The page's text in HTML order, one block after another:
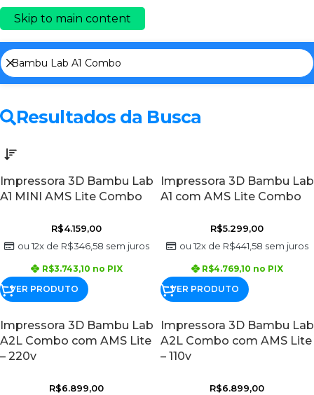
Skip to main content
Resultados da Busca
Impressora 3D Bambu Lab
A1 MINI AMS Lite Combo
R$4.159,00
ou 12x de R$346,58 sem juros
R$3.743,10 no PIX
VER PRODUTO
Impressora 3D Bambu Lab
A1 com AMS Lite Combo
R$5.299,00
ou 12x de R$441,58 sem juros
R$4.769,10 no PIX
VER PRODUTO
Impressora 3D Bambu Lab
A2L Combo com AMS Lite
– 220v
R$6.899,00
Impressora 3D Bambu Lab
A2L Combo com AMS Lite
– 110v
R$6.899,00